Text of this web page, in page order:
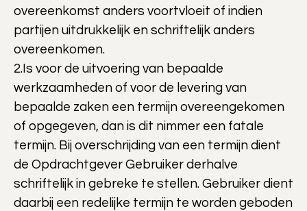
overeenkomst anders voortvloeit of indien
partijen uitdrukkelijk en schriftelijk anders
overeenkomen.
2.Is voor de uitvoering van bepaalde
werkzaamheden of voor de levering van
bepaalde zaken een termijn overeengekomen
of opgegeven, dan is dit nimmer een fatale
termijn. Bij overschrijding van een termijn dient
de Opdrachtgever Gebruiker derhalve
schriftelijk in gebreke te stellen. Gebruiker dient
daarbij een redelijke termijn te worden geboden